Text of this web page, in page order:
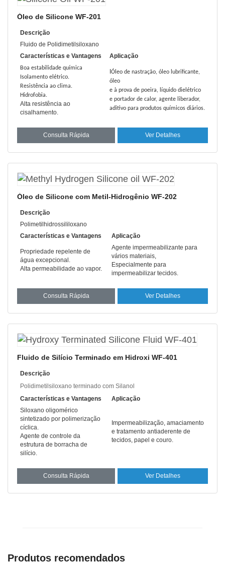
Óleo de Silicone WF-201
Descrição
Fluido de Polidimetilsiloxano
Características e Vantagens
Aplicação
Boa estabilidade química
Isolamento elétrico.
Resistência ao clima.
Hidrofobia.
Alta resistência ao
cisalhamento.
Óleo de nastração, óleo lubrificante,
óleo
e à prova de poeira, líquido dielétrico
e portador de calor, agente liberador,
aditivo para produtos químicos diários.
Consulta Rápida Ver Detalhes
Óleo de Silicone com Metil-Hidrogênio WF-202
Descrição
Polimetilhidrossililoxano
Características e Vantagens
Aplicação
Propriedade repelente de
água excepcional.
Alta permeabilidade ao vapor.
Agente impermeabilizante para
vários materiais,
Especialmente para
impermeabilizar tecidos.
Consulta Rápida Ver Detalhes
Fluido de Silício Terminado em Hidroxi WF-401
Descrição
Polidimetilsiloxano terminado com Silanol
Características e Vantagens
Aplicação
Siloxano oligomérico
sintetizado por polimerização
cíclica.
Agente de controle da
estrutura de borracha de
silício.
Impermeabilização, amaciamento
e tratamento antiaderente de
tecidos, papel e couro.
Consulta Rápida Ver Detalhes
Produtos recomendados